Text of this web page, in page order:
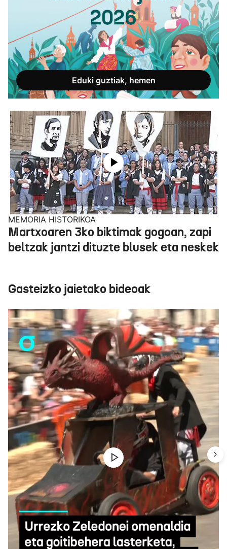
Eduki guztiak, hemen
MEMORIA HISTORIKOA
Martxoaren 3ko biktimak gogoan, zapi
beltzak jantzi dituzte blusek eta neskek
Gasteizko jaietako bideoak